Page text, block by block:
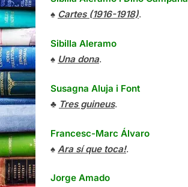
♠ Cartes (1916-1918).
Sibilla Aleramo
♠ Una dona.
Susagna Aluja i Font
♣ Tres guineus.
Francesc-Marc Álvaro
♠ Ara sí que toca!.
Jorge Amado